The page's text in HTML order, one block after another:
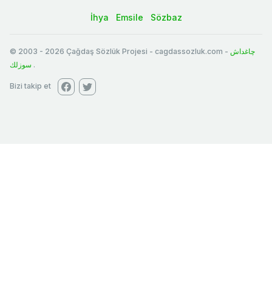
İhya Emsile Sözbaz
© 2003 - 2026 Çağdaş Sözlük Projesi - cagdassozluk.com - چاغداش
سوزلك .
Bizi takip et